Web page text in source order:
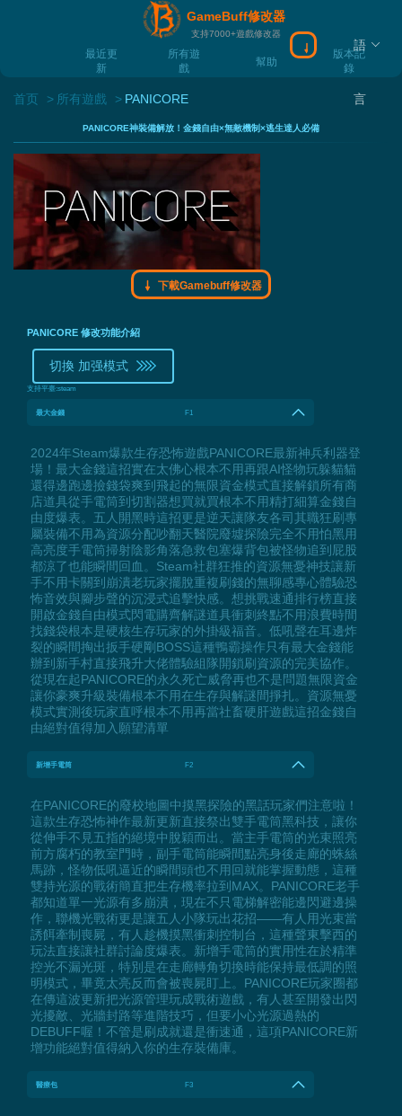
GameBuff修改器
支持7000+遊戲修改器
最近更
新
所有遊
戲
幫助
版本記
錄
下載Gamebuff
語
言
首页 所有遊戲 PANICORE
PANICORE神裝備解放！金錢自由×無敵機制×逃生達人必備
下載Gamebuff修改器
PANICORE 修改功能介紹
切換 加强模式
支持平臺:steam
最大金錢 F1
2024年Steam爆款生存恐怖遊戲PANICORE最新神兵利器登
場！最大金錢這招實在太佛心根本不用再跟AI怪物玩躲貓貓
還得邊跑邊撿錢袋爽到飛起的無限資金模式直接解鎖所有商
店道具從手電筒到切割器想買就買根本不用精打細算金錢自
由度爆表。五人開黑時這招更是逆天讓隊友各司其職狂刷專
屬裝備不用為資源分配吵翻天醫院廢墟探險完全不用怕黑用
高亮度手電筒掃射陰影角落急救包塞爆背包被怪物追到屁股
都涼了也能瞬間回血。Steam社群狂推的資源無憂神技讓新
手不用卡關到崩潰老玩家擺脫重複刷錢的無聊感專心體驗恐
怖音效與腳步聲的沉浸式追擊快感。想挑戰速通排行榜直接
開啟金錢自由模式閃電購齊解謎道具衝刺終點不用浪費時間
找錢袋根本是硬核生存玩家的外掛級福音。低吼聲在耳邊炸
裂的瞬間掏出扳手硬剛BOSS這種鴨霸操作只有最大金錢能
辦到新手村直接飛升大佬體驗組隊開鎖刷資源的完美協作。
從現在起PANICORE的永久死亡威脅再也不是問題無限資金
讓你豪爽升級裝備根本不用在生存與解謎間掙扎。資源無憂
模式實測後玩家直呼根本不用再當社畜硬肝遊戲這招金錢自
由絕對值得加入願望清單
新增手電筒 F2
在PANICORE的廢校地圖中摸黑探險的黑話玩家們注意啦！
這款生存恐怖神作最新更新直接祭出雙手電筒黑科技，讓你
從伸手不見五指的絕境中脫穎而出。當主手電筒的光束照亮
前方腐朽的教室門時，副手電筒能瞬間點亮身後走廊的蛛絲
馬跡，怪物低吼逼近的瞬間頭也不用回就能掌握動態，這種
雙持光源的戰術簡直把生存機率拉到MAX。PANICORE老手
都知道單一光源有多崩潰，現在不只電梯解密能邊閃避邊操
作，聯機光戰術更是讓五人小隊玩出花招——有人用光束當
誘餌牽制喪屍，有人趁機摸黑衝刺控制台，這種聲東擊西的
玩法直接讓社群討論度爆表。新增手電筒的實用性在於精準
控光不漏光斑，特別是在走廊轉角切換時能保持最低調的照
明模式，畢竟太亮反而會被喪屍盯上。PANICORE玩家圈都
在傳這波更新把光源管理玩成戰術遊戲，有人甚至開發出閃
光擾敵、光牆封路等進階技巧，但要小心光源過熱的
DEBUFF喔！不管是刷成就還是衝速通，這項PANICORE新
增功能絕對值得納入你的生存裝備庫。
醫療包 F3